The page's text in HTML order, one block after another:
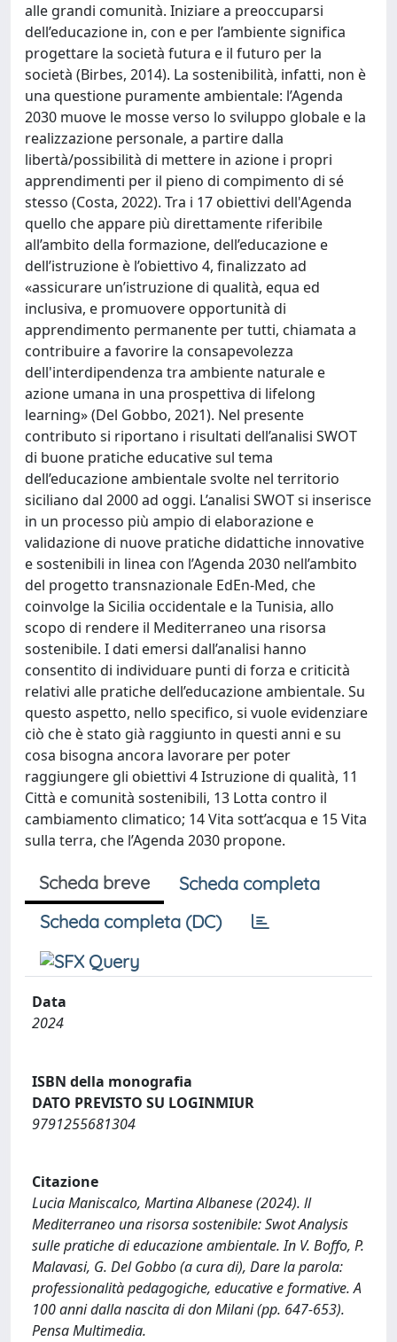
alle grandi comunità. Iniziare a preoccuparsi
dell’educazione in, con e per l’ambiente significa
progettare la società futura e il futuro per la
società (Birbes, 2014). La sostenibilità, infatti, non è
una questione puramente ambientale: l’Agenda
2030 muove le mosse verso lo sviluppo globale e la
realizzazione personale, a partire dalla
libertà/possibilità di mettere in azione i propri
apprendimenti per il pieno di compimento di sé
stesso (Costa, 2022). Tra i 17 obiettivi dell'Agenda
quello che appare più direttamente riferibile
all’ambito della formazione, dell’educazione e
dell’istruzione è l’obiettivo 4, finalizzato ad
«assicurare un’istruzione di qualità, equa ed
inclusiva, e promuovere opportunità di
apprendimento permanente per tutti, chiamata a
contribuire a favorire la consapevolezza
dell'interdipendenza tra ambiente naturale e
azione umana in una prospettiva di lifelong
learning» (Del Gobbo, 2021). Nel presente
contributo si riportano i risultati dell’analisi SWOT
di buone pratiche educative sul tema
dell’educazione ambientale svolte nel territorio
siciliano dal 2000 ad oggi. L’analisi SWOT si inserisce
in un processo più ampio di elaborazione e
validazione di nuove pratiche didattiche innovative
e sostenibili in linea con l’Agenda 2030 nell’ambito
del progetto transnazionale EdEn-Med, che
coinvolge la Sicilia occidentale e la Tunisia, allo
scopo di rendere il Mediterraneo una risorsa
sostenibile. I dati emersi dall’analisi hanno
consentito di individuare punti di forza e criticità
relativi alle pratiche dell’educazione ambientale. Su
questo aspetto, nello specifico, si vuole evidenziare
ciò che è stato già raggiunto in questi anni e su
cosa bisogna ancora lavorare per poter
raggiungere gli obiettivi 4 Istruzione di qualità, 11
Città e comunità sostenibili, 13 Lotta contro il
cambiamento climatico; 14 Vita sott’acqua e 15 Vita
sulla terra, che l’Agenda 2030 propone.
Scheda breve
Scheda completa
Scheda completa (DC)
Data
2024
ISBN della monografia
DATO PREVISTO SU LOGINMIUR
9791255681304
Citazione
Lucia Maniscalco, Martina Albanese (2024). ll
Mediterraneo una risorsa sostenibile: Swot Analysis
sulle pratiche di educazione ambientale. In V. Boffo, P.
Malavasi, G. Del Gobbo (a cura di), Dare la parola:
professionalità pedagogiche, educative e formative. A
100 anni dalla nascita di don Milani (pp. 647-653).
Pensa Multimedia.